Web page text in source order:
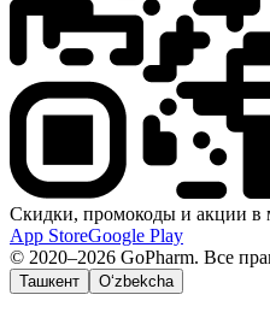
Скидки, промокоды и акции в
App StoreGoogle Play
© 2020–2026 GoPharm. Все
Ташкент O‘zbekcha